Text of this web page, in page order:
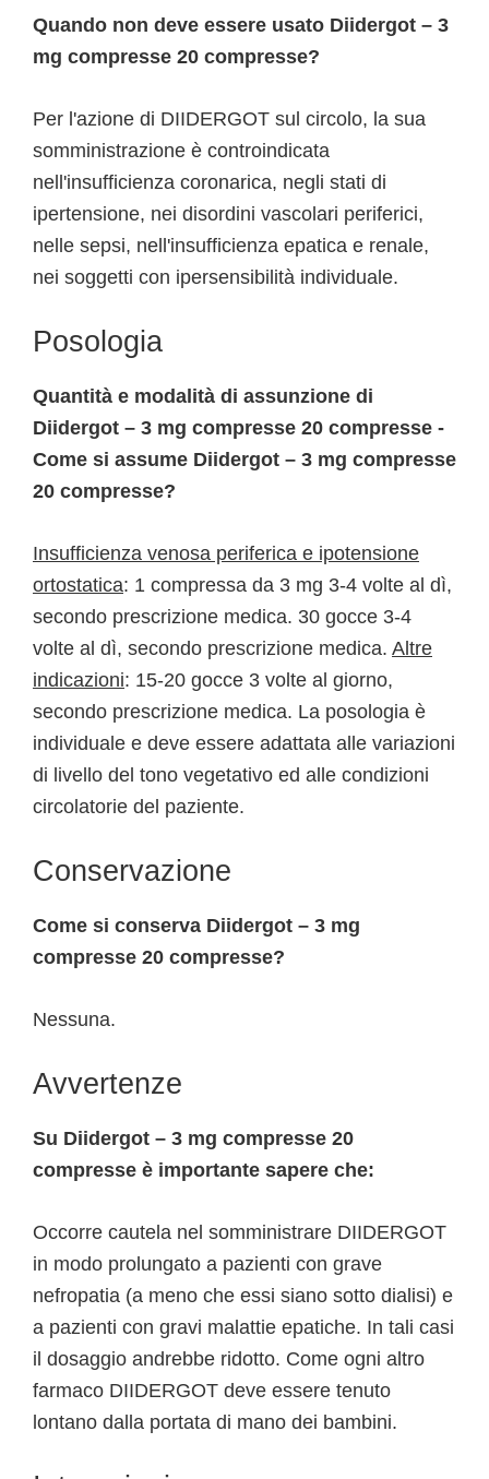
Quando non deve essere usato Diidergot – 3
mg compresse 20 compresse?
Per l'azione di DIIDERGOT sul circolo, la sua
somministrazione è controindicata
nell'insufficienza coronarica, negli stati di
ipertensione, nei disordini vascolari periferici,
nelle sepsi, nell'insufficienza epatica e renale,
nei soggetti con ipersensibilità individuale.
Posologia
Quantità e modalità di assunzione di
Diidergot – 3 mg compresse 20 compresse -
Come si assume Diidergot – 3 mg compresse
20 compresse?
Insufficienza venosa periferica e ipotensione
ortostatica: 1 compressa da 3 mg 3-4 volte al dì,
secondo prescrizione medica. 30 gocce 3-4
volte al dì, secondo prescrizione medica. Altre
indicazioni: 15-20 gocce 3 volte al giorno,
secondo prescrizione medica. La posologia è
individuale e deve essere adattata alle variazioni
di livello del tono vegetativo ed alle condizioni
circolatorie del paziente.
Conservazione
Come si conserva Diidergot – 3 mg
compresse 20 compresse?
Nessuna.
Avvertenze
Su Diidergot – 3 mg compresse 20
compresse è importante sapere che:
Occorre cautela nel somministrare DIIDERGOT
in modo prolungato a pazienti con grave
nefropatia (a meno che essi siano sotto dialisi) e
a pazienti con gravi malattie epatiche. In tali casi
il dosaggio andrebbe ridotto. Come ogni altro
farmaco DIIDERGOT deve essere tenuto
lontano dalla portata di mano dei bambini.